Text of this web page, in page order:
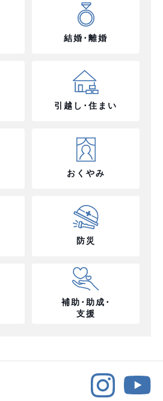
結婚･離婚
引越し･住まい
おくやみ
防災
補助･助成･
支援